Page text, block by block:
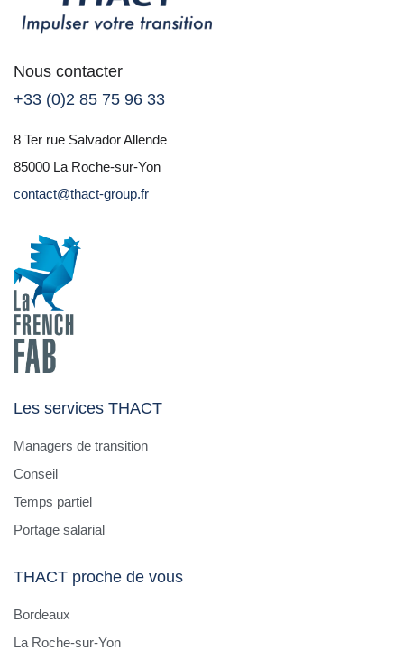
Nous contacter
+33 (0)2 85 75 96 33
8 Ter rue Salvador Allende
85000 La Roche-sur-Yon
contact@thact-group.fr
Les services THACT
Managers de transition
Conseil
Temps partiel
Portage salarial
THACT proche de vous
Bordeaux
La Roche-sur-Yon